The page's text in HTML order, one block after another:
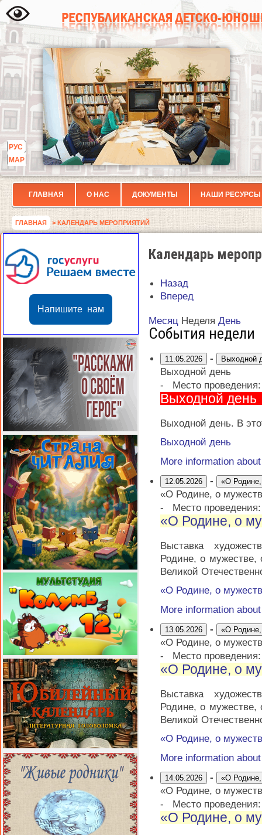
РУС
МАР
ГЛАВНАЯ О НАС ДОКУМЕНТЫ НАШИ РЕСУРСЫ
ГЛАВНАЯ > КАЛЕНДАРЬ МЕРОПРИЯТИЙ
Напишите нам
Календарь
Назад
Вперед
Месяц Неделя День
События недели
11.05.2026 - Выходной
Выходной день
-
Место
Выходной день
Выходной день. В
Выходной день
More information
12.05.2026 - «О
«О Родине, о
-
Место
«О Родине, о
Выставка
Родине, о
Великой
«О Родине, о
More information
13.05.2026 - «О
«О Родине, о
-
Место
«О Родине, о
Выставка
Родине, о
Великой
«О Родине, о
More information
14.05.2026 - «О
«О Родине, о
-
Место
«О Родине, о